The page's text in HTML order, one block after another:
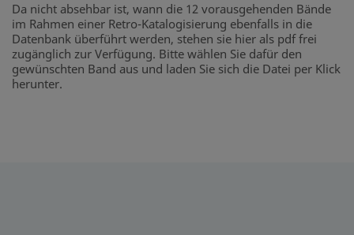
Da nicht absehbar ist, wann die 12 vorausgehenden Bände
im Rahmen einer Retro-Katalogisierung ebenfalls in die
Datenbank überführt werden, stehen sie hier als pdf frei
zugänglich zur Verfügung. Bitte wählen Sie dafür den
gewünschten Band aus und laden Sie sich die Datei per Klick
herunter.